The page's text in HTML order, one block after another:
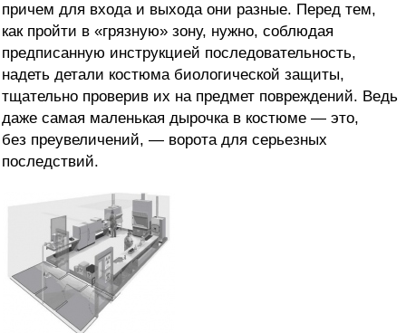
причем для входа и выхода они разные. Перед тем,
как пройти в «грязную» зону, нужно, соблюдая
предписанную инструкцией последовательность,
надеть детали костюма биологической защиты,
тщательно проверив их на предмет повреждений. Ведь
даже самая маленькая дырочка в костюме — это,
без преувеличений, — ворота для серьезных
последствий.